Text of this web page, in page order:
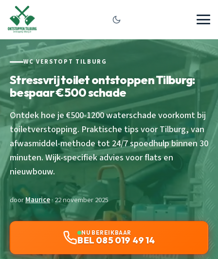
WC VERSTOPT TILBURG
Stressvrij toilet ontstoppen Tilburg:
bespaar €500 schade
Ontdek hoe je €500-1200 waterschade voorkomt bij
toiletverstopping. Praktische tips voor Tilburg, van
afwasmiddel-methode tot 24/7 spoedhulp binnen 30
minuten. Wijk-specifiek advies voor flats en
nieuwbouw.
doorMaurice· 22 november 2025
NU BEREIKBAAR
BEL 085 019 49 14